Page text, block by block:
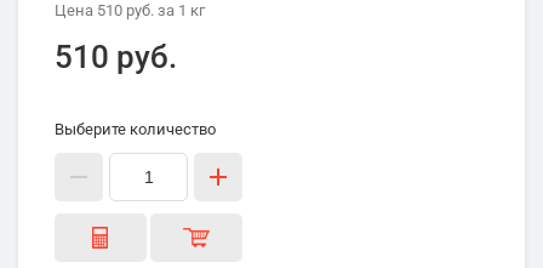
Цена 510 руб. за 1 кг
510 руб.
Выберите количество